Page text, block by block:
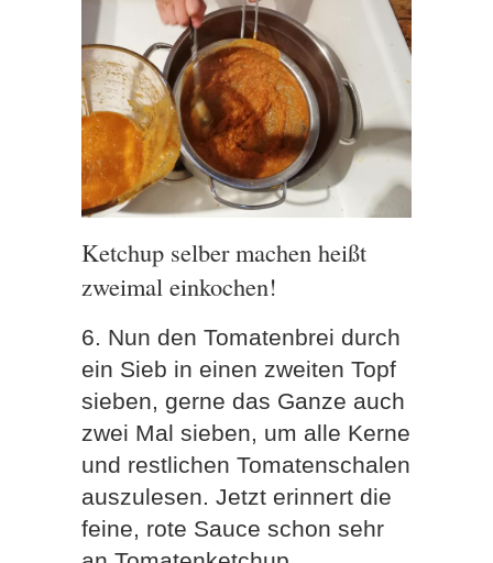
Ketchup selber machen heißt
zweimal einkochen!
6. Nun den Tomatenbrei durch
ein Sieb in einen zweiten Topf
sieben, gerne das Ganze auch
zwei Mal sieben, um alle Kerne
und restlichen Tomatenschalen
auszulesen. Jetzt erinnert die
feine, rote Sauce schon sehr